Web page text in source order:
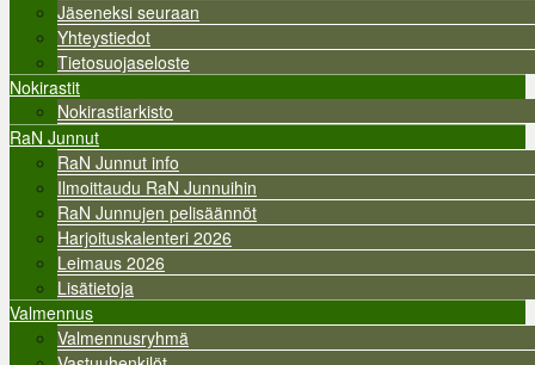
Jäseneksi seuraan
Yhteystiedot
Tietosuojaseloste
Nokirastit
Nokirastiarkisto
RaN Junnut
RaN Junnut info
Ilmoittaudu RaN Junnuihin
RaN Junnujen pelisäännöt
Harjoituskalenteri 2026
Leimaus 2026
Lisätietoja
Valmennus
Valmennusryhmä